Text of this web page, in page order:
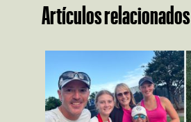
Artículos relacionados